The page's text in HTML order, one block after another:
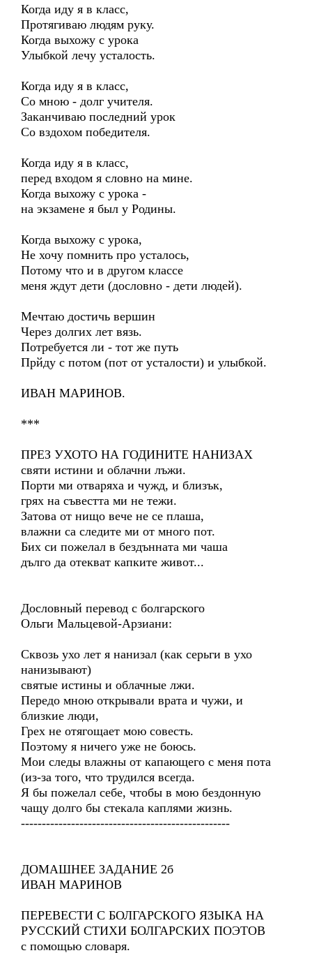
Когда иду я в класс,
Протягиваю людям руку.
Когда выхожу с урока
Улыбкой лечу усталость.
Когда иду я в класс,
Со мною - долг учителя.
Заканчиваю последний урок
Со вздохом победителя.
Когда иду я в класс,
перед входом я словно на мине.
Когда выхожу с урока -
на экзамене я был у Родины.
Когда выхожу с урока,
Не хочу помнить про усталось,
Потому что и в другом классе
меня ждут дети (дословно - дети людей).
Мечтаю достичь вершин
Через долгих лет вязь.
Потребуется ли - тот же путь
Прйду с потом (пот от усталости) и улыбкой.
ИВАН МАРИНОВ.
***
ПРЕЗ УХОТО НА ГОДИНИТЕ НАНИЗАХ
святи истини и облачни лъжи.
Порти ми отваряха и чужд, и близък,
грях на съвестта ми не тежи.
Затова от нищо вече не се плаша,
влажни са следите ми от много пот.
Бих си пожелал в бездънната ми чаша
дълго да отекват капките живот...
Дословный перевод с болгарского
Ольги Мальцевой-Арзиани:
Сквозь ухо лет я нанизал (как серьги в ухо
нанизывают)
святые истины и облачные лжи.
Передо мною открывали врата и чужи, и
близкие люди,
Грех не отягощает мою совесть.
Поэтому я ничего уже не боюсь.
Мои следы влажны от капающего с меня пота
(из-за того, что трудился всегда.
Я бы пожелал себе, чтобы в мою бездонную
чащу долго бы стекала каплями жизнь.
--------------------------------------------------
ДОМАШНЕЕ ЗАДАНИЕ 2б
ИВАН МАРИНОВ
ПЕРЕВЕСТИ С БОЛГАРСКОГО ЯЗЫКА НА
РУССКИЙ СТИХИ БОЛГАРСКИХ ПОЭТОВ
с помощью словаря.